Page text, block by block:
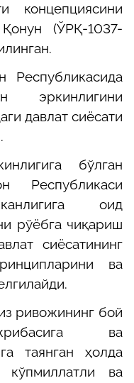
концепциясини
Қонун (ЎРҚ-1037-
Республикасида
эркинлигини
давлат сиёсати
бўлган
Республикаси
оид
рўёбга чиқариш
сиёсатининг
ва
ривожининг бой
ва
таянган ҳолда
ва